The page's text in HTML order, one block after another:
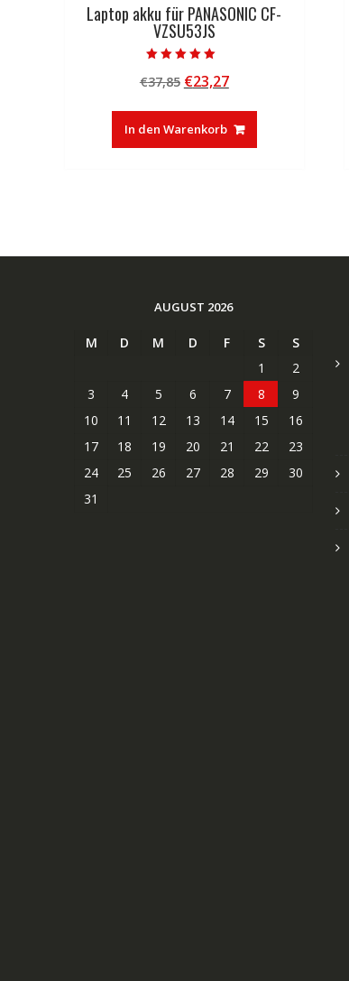
Laptop akku für PANASONIC CF-
VZSU53JS
5.00
von 5
€37,85 Ursprünglicher
war:
€37,85
€23,27Aktueller
ist:
€23,27.
In den Warenkorb
AUGUST 2026
M D M D F S
S
1
2
3
4 5 6 7 8
9
10
11 12 13 14 15
16
17
18 19 20 21 22
23
24
25 26 27 28 29
30
31